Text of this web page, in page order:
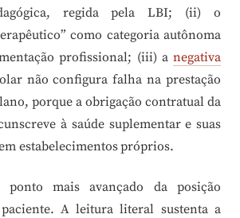
regida pela LBI; (ii) o
como categoria autônoma
profissional; (iii) a negativa
não configura falha na prestação
porque a obrigação contratual da
à saúde suplementar e suas
estabelecimentos próprios.
mais avançado da posição
A leitura literal sustenta a